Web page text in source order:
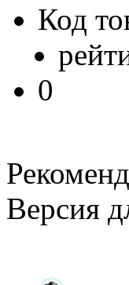
Код
0
Версия